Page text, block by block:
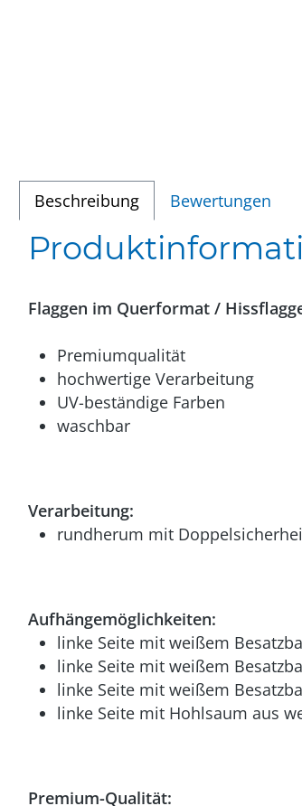
Beschreibung Bewertungen
Flaggen im Querformat /
Premiumqualität
hochwertige Verarbeitung
UV-beständige Farben
waschbar
Verarbeitung:
rundherum mit
Aufhängemöglichkeiten:
linke Seite mit weißem
linke Seite mit weißem
linke Seite mit weißem
linke Seite mit Hohlsaum aus
Premium-Qualität: